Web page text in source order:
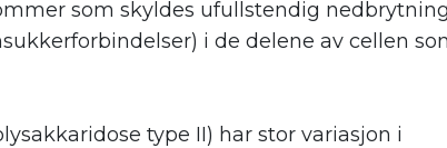
som skyldes ufullstendig
i de delene av cellen
type II) har stor variasjon i